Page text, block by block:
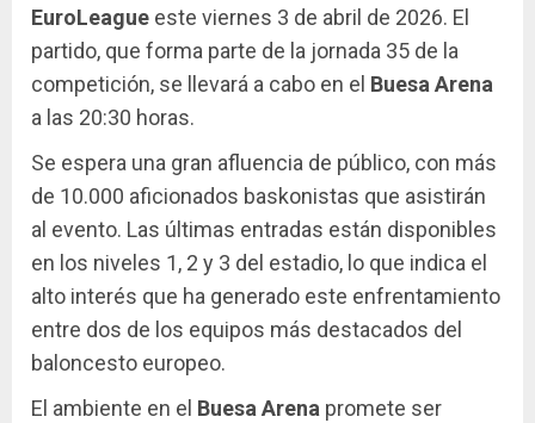
EuroLeague este viernes 3 de abril de 2026. El
partido, que forma parte de la jornada 35 de la
competición, se llevará a cabo en el Buesa Arena
a las 20:30 horas.
Se espera una gran afluencia de público, con más
de 10.000 aficionados baskonistas que asistirán
al evento. Las últimas entradas están disponibles
en los niveles 1, 2 y 3 del estadio, lo que indica el
alto interés que ha generado este enfrentamiento
entre dos de los equipos más destacados del
baloncesto europeo.
El ambiente en el Buesa Arena promete ser